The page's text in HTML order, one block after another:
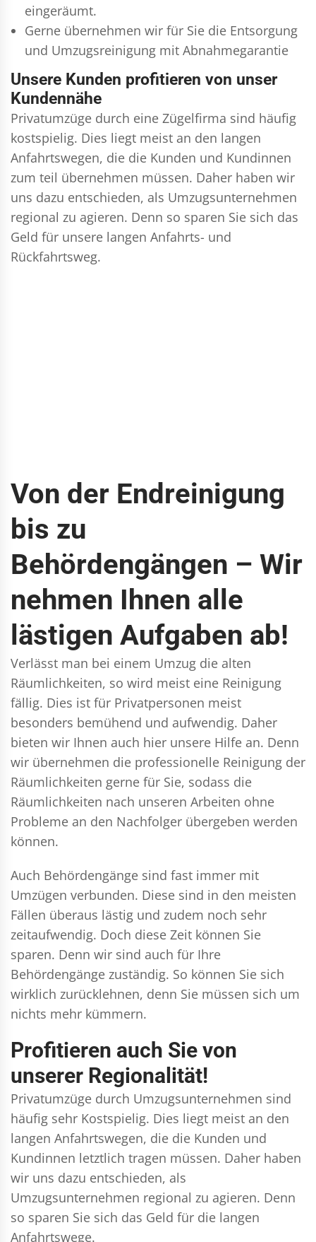
eingeräumt.
Gerne übernehmen wir für Sie die Entsorgung
und Umzugsreinigung mit Abnahmegarantie
Unsere Kunden profitieren von unser
Kundennähe
Privatumzüge durch eine Zügelfirma sind häufig
kostspielig. Dies liegt meist an den langen
Anfahrtswegen, die die Kunden und Kundinnen
zum teil übernehmen müssen. Daher haben wir
uns dazu entschieden, als Umzugsunternehmen
regional zu agieren. Denn so sparen Sie sich das
Geld für unsere langen Anfahrts- und
Rückfahrtsweg.
Von der Endreinigung
bis zu
Behördengängen – Wir
nehmen Ihnen alle
lästigen Aufgaben ab!
Verlässt man bei einem Umzug die alten
Räumlichkeiten, so wird meist eine Reinigung
fällig. Dies ist für Privatpersonen meist
besonders bemühend und aufwendig. Daher
bieten wir Ihnen auch hier unsere Hilfe an. Denn
wir übernehmen die professionelle Reinigung der
Räumlichkeiten gerne für Sie, sodass die
Räumlichkeiten nach unseren Arbeiten ohne
Probleme an den Nachfolger übergeben werden
können.
Auch Behördengänge sind fast immer mit
Umzügen verbunden. Diese sind in den meisten
Fällen überaus lästig und zudem noch sehr
zeitaufwendig. Doch diese Zeit können Sie
sparen. Denn wir sind auch für Ihre
Behördengänge zuständig. So können Sie sich
wirklich zurücklehnen, denn Sie müssen sich um
nichts mehr kümmern.
Profitieren auch Sie von
unserer Regionalität!
Privatumzüge durch Umzugsunternehmen sind
häufig sehr Kostspielig. Dies liegt meist an den
langen Anfahrtswegen, die die Kunden und
Kundinnen letztlich tragen müssen. Daher haben
wir uns dazu entschieden, als
Umzugsunternehmen regional zu agieren. Denn
so sparen Sie sich das Geld für die langen
Anfahrtswege.